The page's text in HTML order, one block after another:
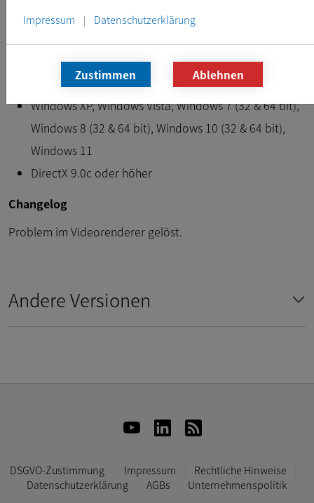
Voraussetzungen
Intel Core i3 or similar, 4 GB RAM
Grafikkarte mit 24 oder 32 Bit
Windows XP, Windows Vista, Windows 7 (32 & 64 bit),
Windows 8 (32 & 64 bit), Windows 10 (32 & 64 bit),
Windows 11
DirectX 9.0c oder höher
Changelog
Problem im Videorenderer gelöst.
Andere Versionen
DSGVO-Zustimmung Impressum
Rechtliche Hinweise
Datenschutzerklärung
AGBs Unternehmenspolitik
Impressum | Datenschutzerklärung
Zustimmen Ablehnen